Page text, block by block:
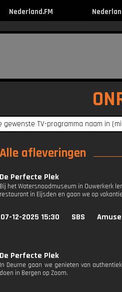
Nederland.FM
afleveringen
De Perfecte Plek
Bij het Watersnoodmuseum in Ouwerkerk
restaurant in Eijsden en gaan we op
07-12-2025 15:30 SBS
De Perfecte Plek
In Deurne gaan we genieten van
doen in Bergen op Zoom.